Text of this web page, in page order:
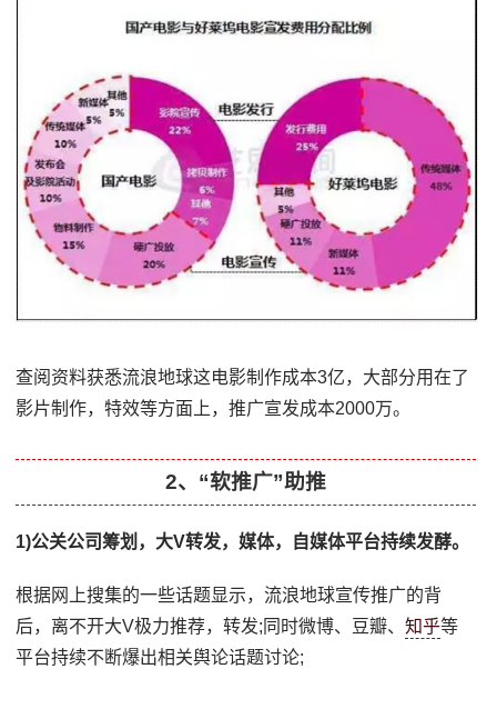
查阅资料获悉流浪地球这电影制作成本3亿，大部分用在了
影片制作，特效等方面上，推广宣发成本2000万。
2、“软推广”助推
1)公关公司筹划，大V转发，媒体，自媒体平台持续发酵。
根据网上搜集的一些话题显示，流浪地球宣传推广的背
后，离不开大V极力推荐，转发;同时微博、豆瓣、知乎等
平台持续不断爆出相关舆论话题讨论;